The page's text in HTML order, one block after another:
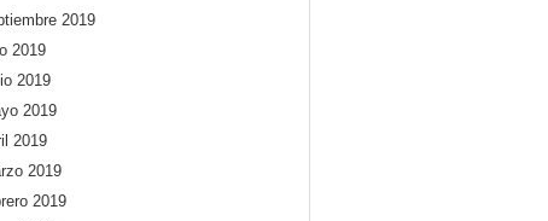
2019
2019
2019
2019
2019
2019
2019